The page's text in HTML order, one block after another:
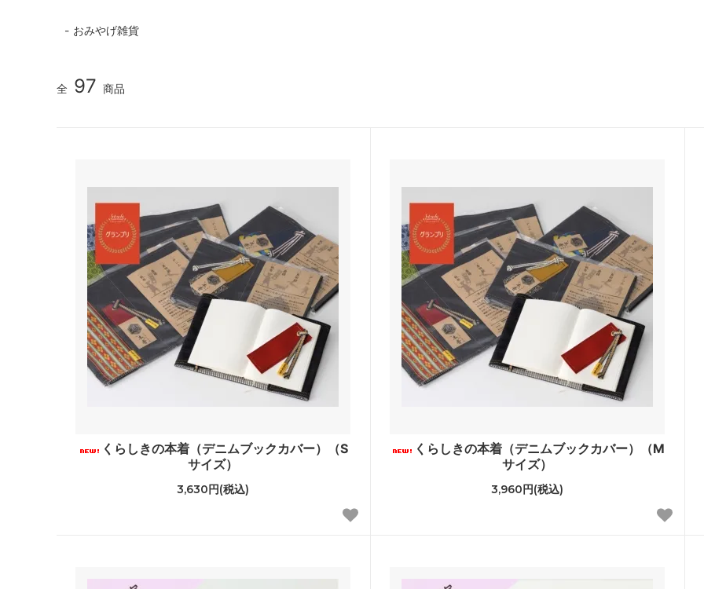
おみやげ雑貨
全 97 商品
くらしきの本着（デニムブックカバー）（S
サイズ）
3,630円(税込)
くらしきの本着（デニムブックカバー）（M
サイズ）
3,960円(税込)